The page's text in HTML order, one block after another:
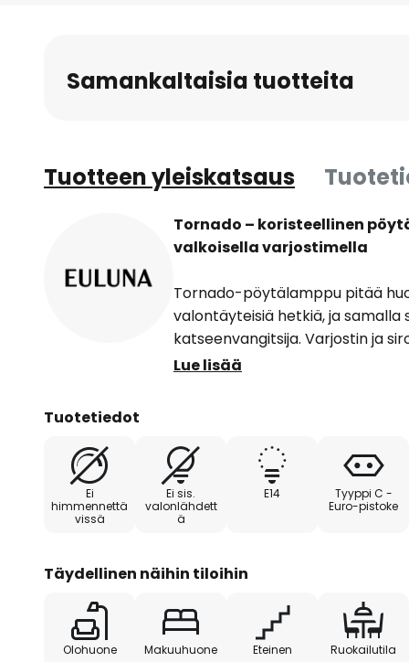
Samankaltaisia tuotteita
Tuotteen yleiskatsaus
Tornado – koristeellinen
valkoisella varjostimella
Tornado-pöytälamppu pitää
valontäyteisiä hetkiä, ja
katseenvangitsija. Varjostin ja
metallia, joka on päällystetty
olevalla katkaisimella.
Lue lisää
Tuotetiedot
Ei
himmennettä
vissä
Ei sis.
valonlähdett
ä
E14
Tyyppi C -
Euro-pistoke
Täydellinen näihin tiloihin
Olohuone Makuuhuone Eteinen Ruokailutila